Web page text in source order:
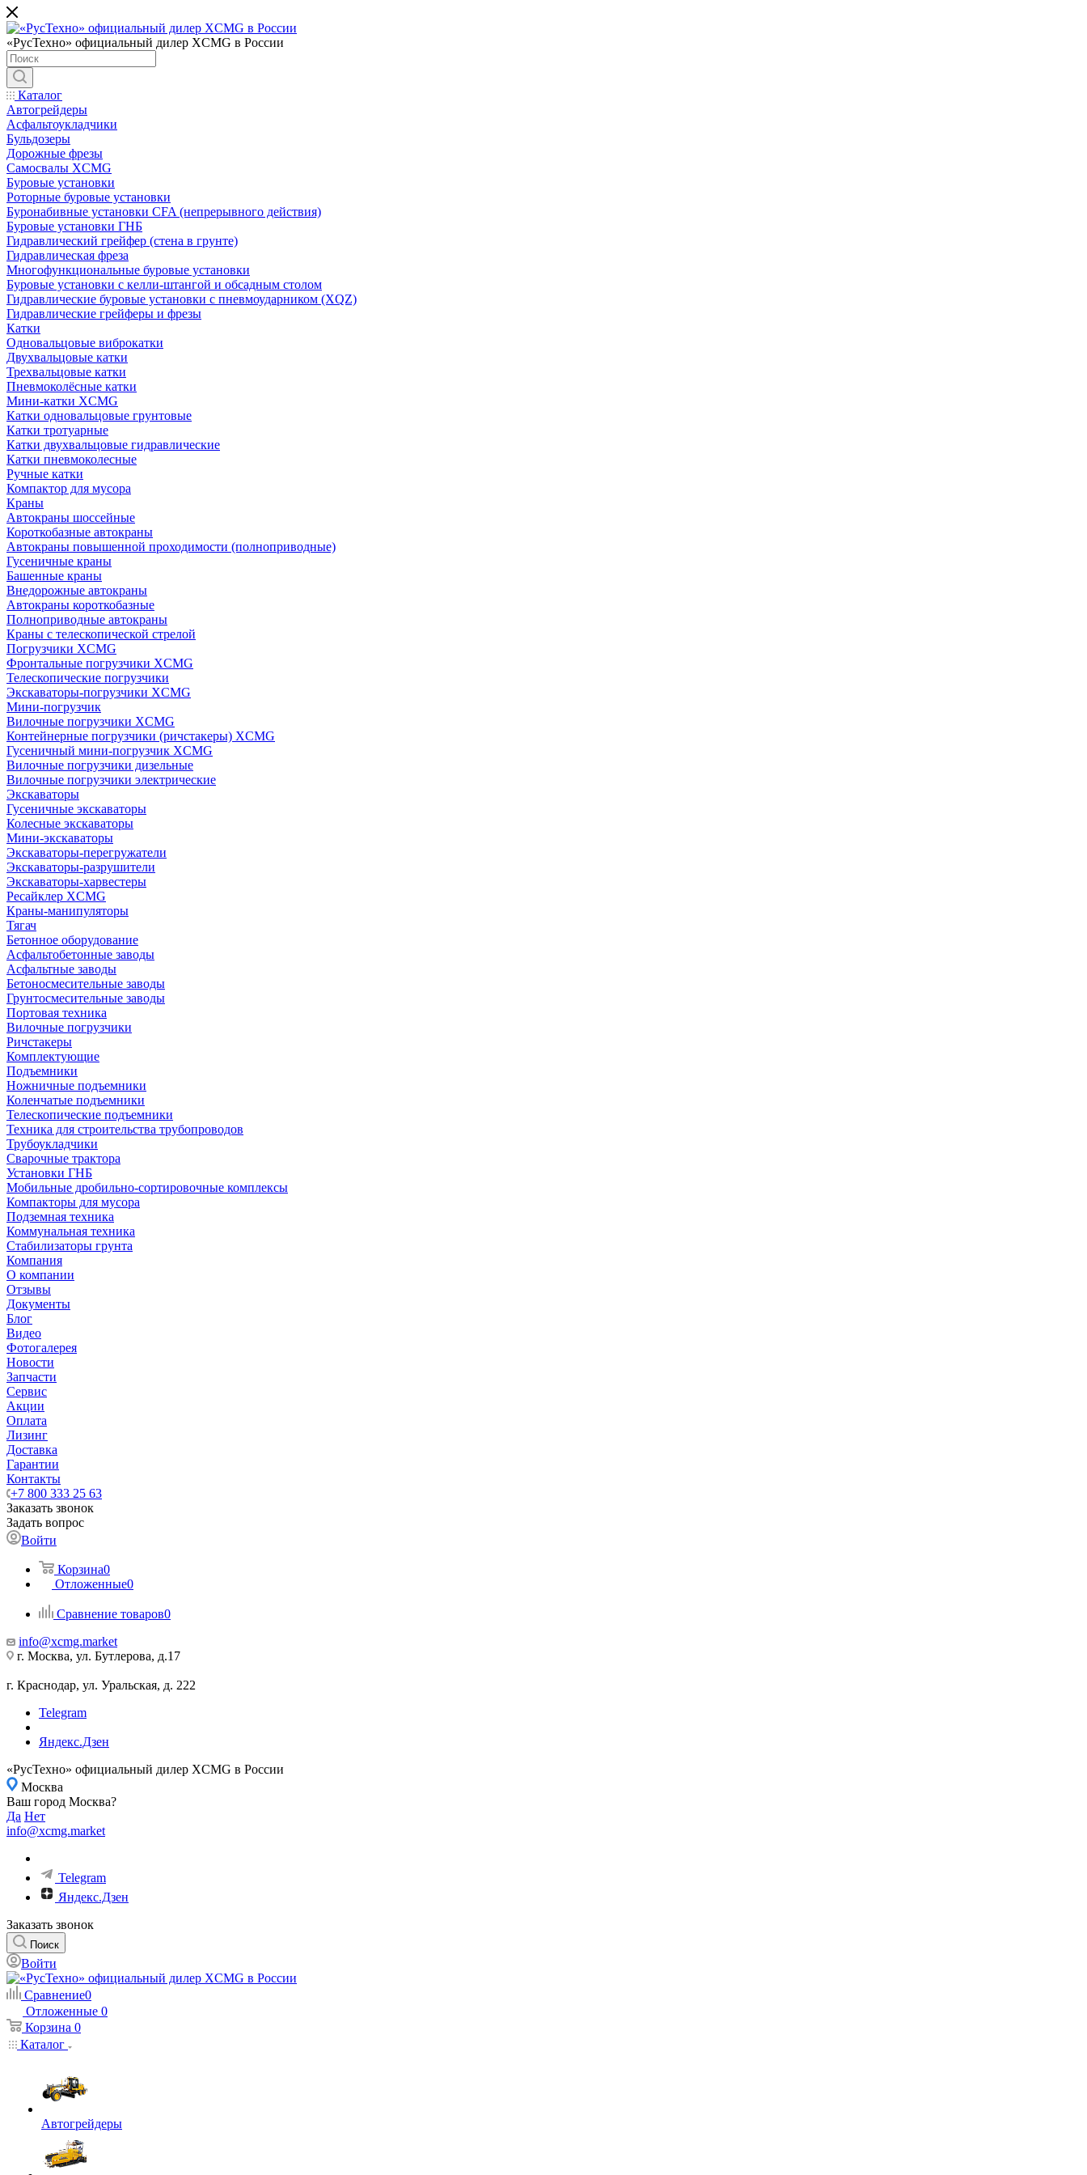
«РусТехно» официальный дилер XCMG в России
Каталог
Автогрейдеры
Асфальтоукладчики
Бульдозеры
Дорожные фрезы
Самосвалы XCMG
Буровые установки
Роторные буровые установки
Буронабивные установки CFA (непрерывного действия)
Буровые установки ГНБ
Гидравлический грейфер (стена в грунте)
Гидравлическая фреза
Многофункциональные буровые установки
Буровые установки с келли-штангой и обсадным столом
Гидравлические буровые установки с пневмоударником (XQZ)
Гидравлические грейферы и фрезы
Катки
Одновальцовые виброкатки
Двухвальцовые катки
Трехвальцовые катки
Пневмоколёсные катки
Мини-катки XCMG
Катки одновальцовые грунтовые
Катки тротуарные
Катки двухвальцовые гидравлические
Катки пневмоколесные
Ручные катки
Компактор для мусора
Краны
Автокраны шоссейные
Короткобазные автокраны
Автокраны повышенной проходимости (полноприводные)
Гусеничные краны
Башенные краны
Внедорожные автокраны
Автокраны короткобазные
Полноприводные автокраны
Краны с телескопической стрелой
Погрузчики XCMG
Фронтальные погрузчики XCMG
Телескопические погрузчики
Экскаваторы-погрузчики XCMG
Мини-погрузчик
Вилочные погрузчики XCMG
Контейнерные погрузчики (ричстакеры) XCMG
Гусеничный мини-погрузчик XCMG
Вилочные погрузчики дизельные
Вилочные погрузчики электрические
Экскаваторы
Гусеничные экскаваторы
Колесные экскаваторы
Мини-экскаваторы
Экскаваторы-перегружатели
Экскаваторы-разрушители
Экскаваторы-харвестеры
Ресайклер XCMG
Краны-манипуляторы
Тягач
Бетонное оборудование
Асфальтобетонные заводы
Асфальтные заводы
Бетоносмесительные заводы
Грунтосмесительные заводы
Портовая техника
Вилочные погрузчики
Ричстакеры
Комплектующие
Подъемники
Ножничные подъемники
Коленчатые подъемники
Телескопические подъемники
Техника для строительства трубопроводов
Трубоукладчики
Сварочные трактора
Установки ГНБ
Мобильные дробильно-сортировочные комплексы
Компакторы для мусора
Подземная техника
Коммунальная техника
Стабилизаторы грунта
Компания
О компании
Отзывы
Документы
Блог
Видео
Фотогалерея
Новости
Запчасти
Сервис
Акции
Оплата
Лизинг
Доставка
Гарантии
Контакты
+7 800 333 25 63
Заказать звонок
Задать вопрос
Войти
Корзина0
Отложенные0
Сравнение товаров0
info@xcmg.market
г. Москва, ул. Бутлерова, д.17
г. Краснодар, ул. Уральская, д. 222
Telegram
Яндекс.Дзен
«РусТехно» официальный дилер XCMG в России
Москва
Ваш город Москва?
Да Нет
info@xcmg.market
Telegram
Яндекс.Дзен
Заказать звонок
Поиск
Войти
Сравнение0
Отложенные 0
Корзина 0
Каталог
Автогрейдеры